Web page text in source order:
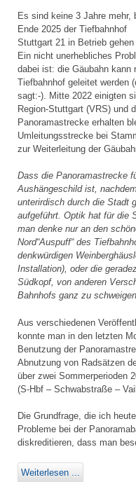
Es sind keine 3 Jahre mehr,
Ende 2025 der Tiefbahnhof
Stuttgart 21 in Betrieb gehen
Ein nicht unerhebliches
dabei ist: die Gäubahn kann
Tiefbahnhof geleitet werden
sagt:-). Mitte 2022 einigten
Region-Stuttgart (VRS) und
Panoramastrecke erhalten
Umleitungsstrecke bei
zur Weiterleitung der
Dass die Panoramastrecke
Aushängeschild ist,
unterirdisch durch die Stadt
aufgeführt. Optik hat für die
man denke nur an den
Nord“Auspuff“ des
denkwürdigen
Installation), oder die
Südkopf, von anderen
Bahnhofs ganz zu
Aus verschiedenen
konnte man in den letzten
Benutzung der
Abnutzung von Radsätzen
über zwei Sommerperioden
(S-Hbf – Schwabstraße –
Die Grundfrage, die ich
Probleme bei der
diskreditieren, dass man
Weiterlesen ...